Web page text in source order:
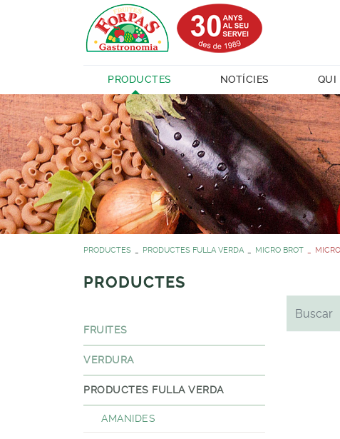
PRODUCTES NOTÍCIES QUI
PRODUCTES PRODUCTES FULLA VERDA MICRO BROT
PRODUCTES
FRUITES
VERDURA
PRODUCTES FULLA VERDA
AMANIDES